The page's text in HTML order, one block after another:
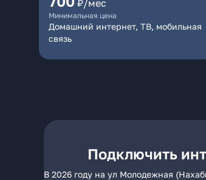
₽/мес
Минимальная цена
Домашний интернет, ТВ, мобильная
связь
Подключить
В 2026 году на ул Молодежная